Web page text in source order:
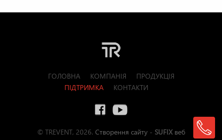
ГОЛОВНА КОМПАНІЯ
ПРОДУКЦІЯ
ПІДТРИМКА
КОНТАКТИ
© TREVENT, 2026. Створення сайту- SUFIX веб